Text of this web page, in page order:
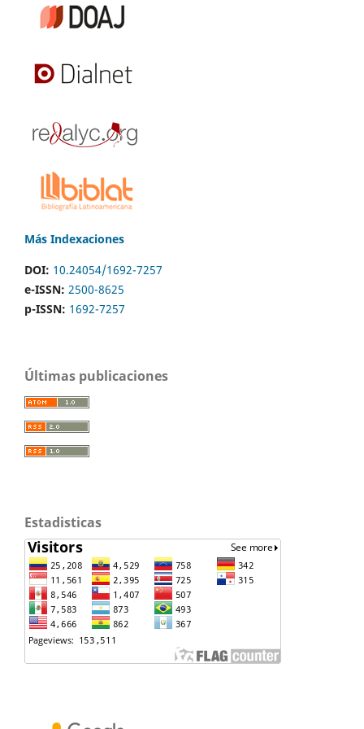
Más Indexaciones
DOI: 10.24054/1692-7257
e-ISSN: 2500-8625
p-ISSN: 1692-7257
Últimas publicaciones
Estadisticas